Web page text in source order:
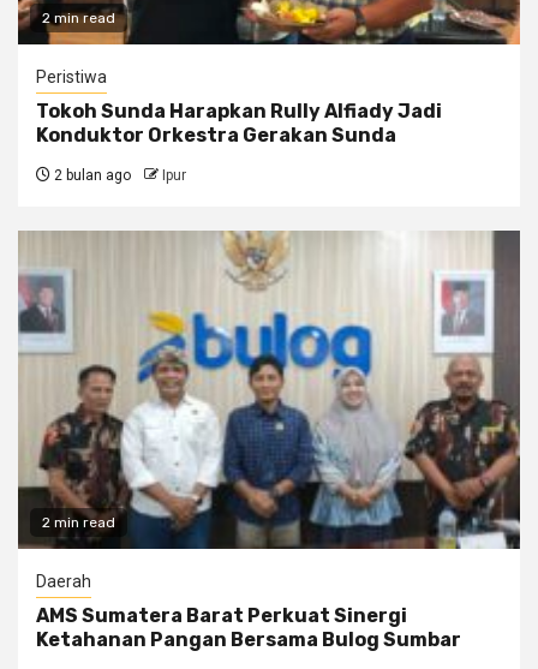
2 min read
Peristiwa
Tokoh Sunda Harapkan Rully Alfiady Jadi
Konduktor Orkestra Gerakan Sunda
2 bulan ago Ipur
2 min read
Daerah
AMS Sumatera Barat Perkuat Sinergi
Ketahanan Pangan Bersama Bulog Sumbar